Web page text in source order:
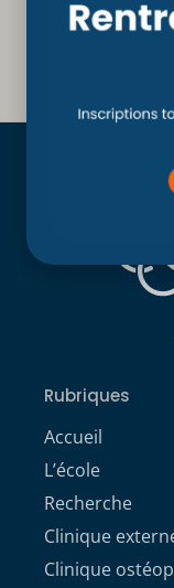
Informations
Rubriques
Accueil
L’école
Recherche
Clinique
Clinique